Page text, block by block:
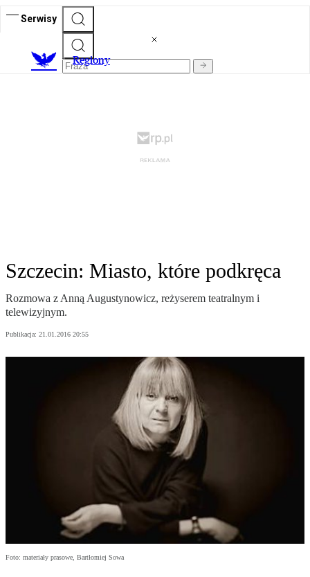
Serwisy
Regiony
Szczecin: Miasto, które podkręca
Rozmowa z Anną Augustynowicz, reżyserem teatralnym i
telewizyjnym.
Publikacja: 21.01.2016 20:55
Foto: materiały prasowe, Bartłomiej Sowa